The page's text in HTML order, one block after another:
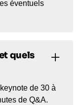
éventuels
quels
de 30 à
de Q&A.